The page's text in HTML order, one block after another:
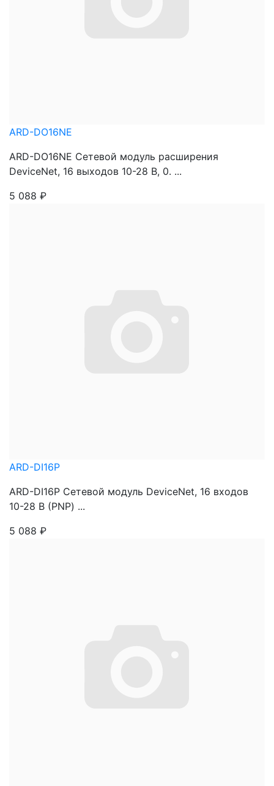
ARD-DO16NE
ARD-DO16NE Сетевой модуль расширения
DeviceNet, 16 выходов 10-28 В, 0. ...
5 088 ₽
ARD-DI16P
ARD-DI16P Сетевой модуль DeviceNet, 16 входов
10-28 В (PNP) ...
5 088 ₽